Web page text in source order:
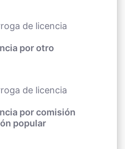
de licencia
por otro
de licencia
por comisión
popular